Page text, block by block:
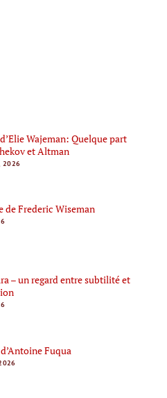
Wajeman: Quelque part
et Altman
2026
de Frederic Wiseman
– un regard entre subtilité et
Fuqua